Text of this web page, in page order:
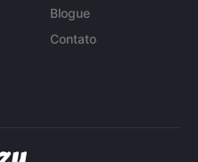
Blogue
Contato